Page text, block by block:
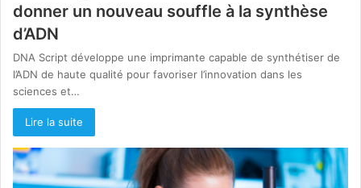
donner un nouveau souffle à la synthèse
d’ADN
DNA Script développe une imprimante capable de synthétiser de
l’ADN de haute qualité pour favoriser l’innovation dans les
sciences et…
Lire la suite